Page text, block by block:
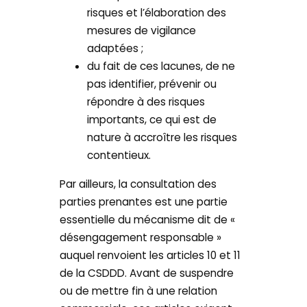
risques et l’élaboration des
mesures de vigilance
adaptées ;
du fait de ces lacunes, de ne
pas identifier, prévenir ou
répondre à des risques
importants, ce qui est de
nature à accroître les risques
contentieux.
Par ailleurs, la consultation des
parties prenantes est une partie
essentielle du mécanisme dit de «
désengagement responsable »
auquel renvoient les articles 10 et 11
de la CSDDD. Avant de suspendre
ou de mettre fin à une relation